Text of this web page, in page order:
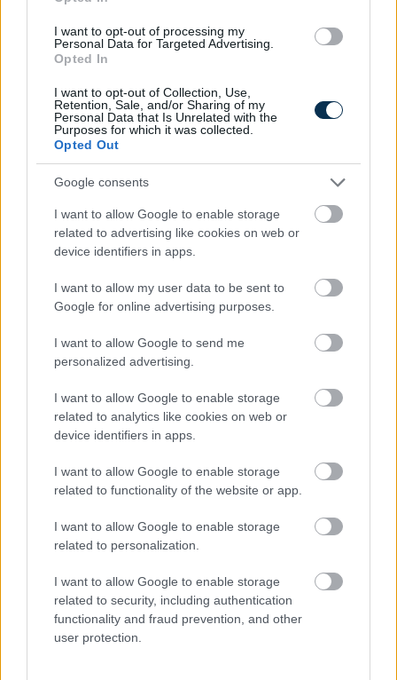
I want to opt-out of processing my
Personal Data for Targeted Advertising.
Opted In
I want to opt-out of Collection, Use,
Retention, Sale, and/or Sharing of my
Personal Data that Is Unrelated with the
Purposes for which it was collected.
Opted Out
Google consents
I want to allow Google to enable storage
related to advertising like cookies on web or
device identifiers in apps.
I want to allow my user data to be sent to
Google for online advertising purposes.
I want to allow Google to send me
personalized advertising.
I want to allow Google to enable storage
related to analytics like cookies on web or
device identifiers in apps.
I want to allow Google to enable storage
related to functionality of the website or app.
I want to allow Google to enable storage
related to personalization.
I want to allow Google to enable storage
related to security, including authentication
functionality and fraud prevention, and other
user protection.
És ezeket kiszámoltad már?
Milyen szinten beszélsz chatül?